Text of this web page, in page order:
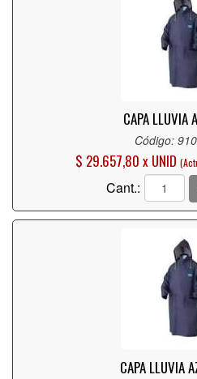
CAPA LLUVIA
Código:
$ 29.657,80 x UNID
Cant.:
CAPA LLUVIA